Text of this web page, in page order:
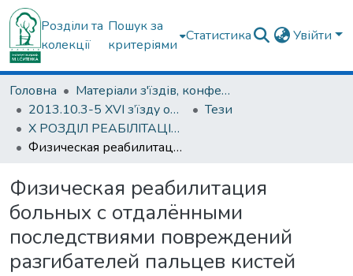
Розділи та
колекції
Пошук за
критеріями
Статистика Увійти
Головна
Матеріали з'їздів, конференцій, симпозіумів та ін.
2013.10.3-5 ХVI з’їзду ортопедів-травматологів України; 3-5 жовтня 2013; м. Харків.
Тези
Х РОЗДІЛ РЕАБІЛІТАЦІЯ В ОРТОПЕДІЇ ТА ТРАВМАТОЛОГІЇ
Физическая реабилитация больных с отдалёнными последствиями повреждений разгибателей пальцев кистей
Физическая реабилитация
больных с отдалёнными
последствиями повреждений
разгибателей пальцев кистей